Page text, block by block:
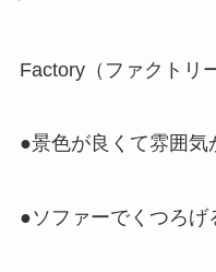
Factory（ファクトリ
●景色が良くて雰囲気
●ソファーでくつろげ